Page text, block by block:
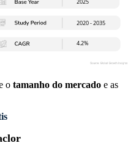
o tamanho do mercado e as